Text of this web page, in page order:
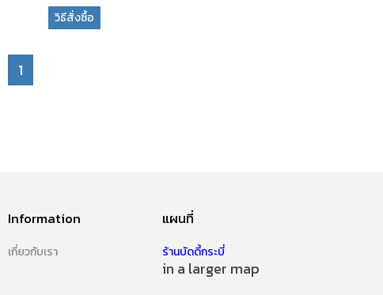
วิธีสั่งซื้อ
1
Information
เกี่ยวกับเรา
แผนที่
ร้านบัดดี้กระบี่
in a larger map